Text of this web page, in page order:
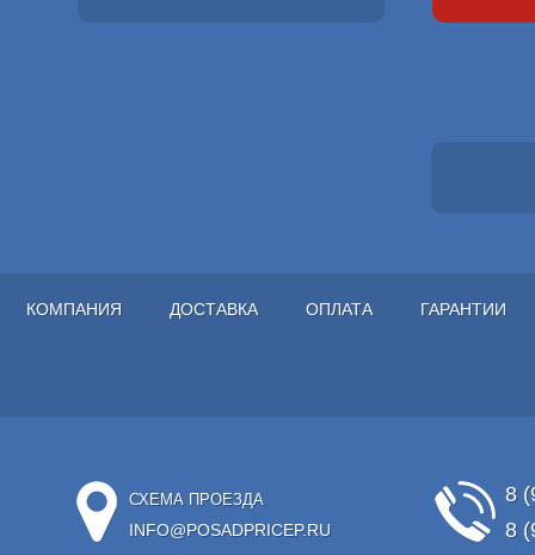
КОМПАНИЯ ДОСТАВКА ОПЛАТА ГАРАНТИИ
СХЕМА ПРОЕЗДА
INFO@POSADPRICEP.RU
8
8